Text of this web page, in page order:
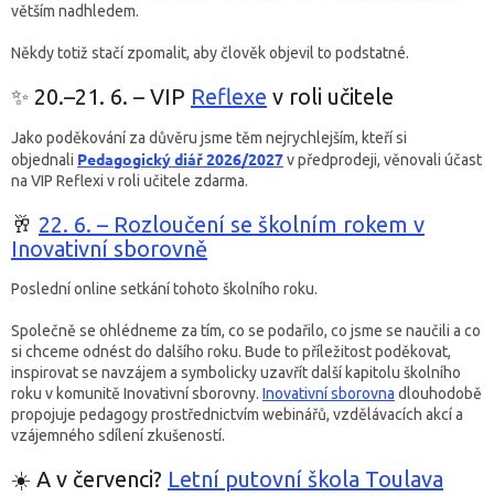
větším nadhledem.
Někdy totiž stačí zpomalit, aby člověk objevil to podstatné.
✨ 20.–21. 6. – VIP Reflexe v roli učitele
Jako poděkování za důvěru jsme těm nejrychlejším, kteří si
objednali Pedagogický diář 2026/2027v předprodeji, věnovali účast
na VIP Reflexi v roli učitele zdarma.
🥂 22. 6. – Rozloučení se školním rokem v
Inovativní sborovně
Poslední online setkání tohoto školního roku.
Společně se ohlédneme za tím, co se podařilo, co jsme se naučili a co
si chceme odnést do dalšího roku. Bude to příležitost poděkovat,
inspirovat se navzájem a symbolicky uzavřít další kapitolu školního
roku v komunitě Inovativní sborovny. Inovativní sborovna dlouhodobě
propojuje pedagogy prostřednictvím webinářů, vzdělávacích akcí a
vzájemného sdílení zkušeností.
☀️ A v červenci? Letní putovní škola Toulava